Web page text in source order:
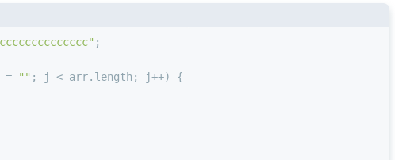
;
= "" ; j < arr. length ; j++) {